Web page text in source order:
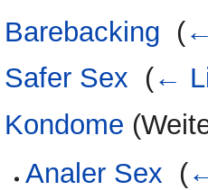
Barebacking (
Safer Sex (←
Kondome
Analer Sex (